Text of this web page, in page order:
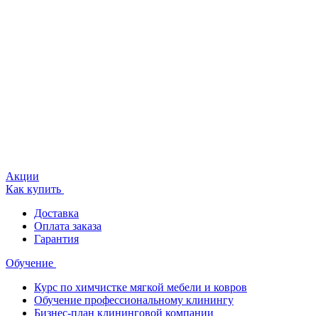
Акции
Как купить
Доставка
Оплата заказа
Гарантия
Обучение
Курс по химчистке мягкой мебели и ковров
Обучение профессиональному клинингу
Бизнес-план клининговой компании